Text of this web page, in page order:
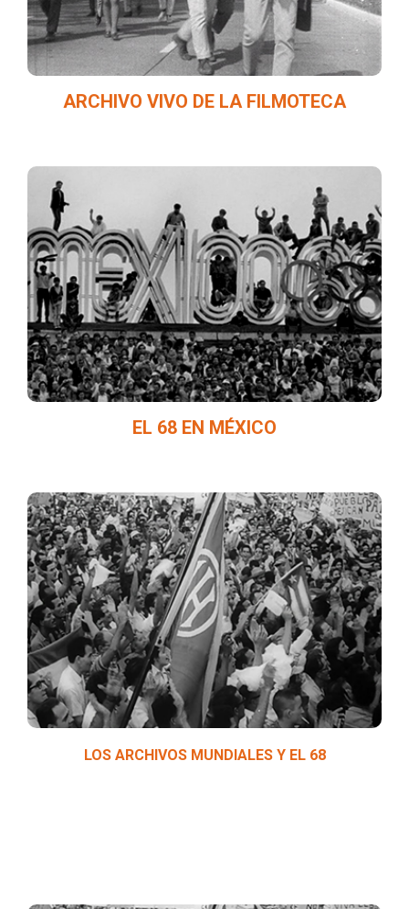
ARCHIVO VIVO DE LA FILMOTECA
Historias de ficción basadas en hechos
reales, ocurridos durante 1968 en nuestro
país.
EL 68 EN MÉXICO
Imágenes de género documental y
periodístico sobre hechos ocurridos en
distintas latitudes del planeta.
LOS ARCHIVOS MUNDIALES Y EL 68